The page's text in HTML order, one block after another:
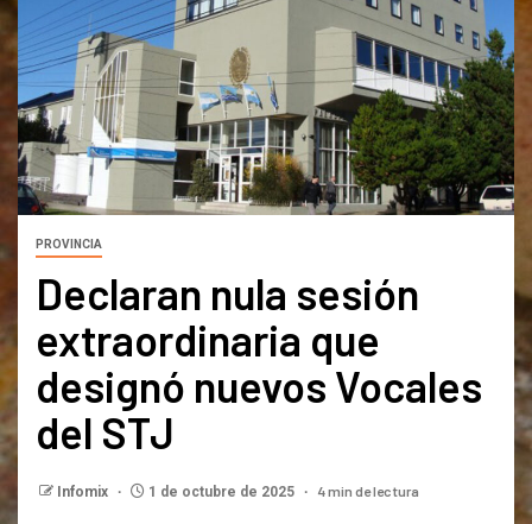
PROVINCIA
Declaran nula sesión
extraordinaria que
designó nuevos Vocales
del STJ
Infomix 1 de octubre de 2025 4 min de lectura